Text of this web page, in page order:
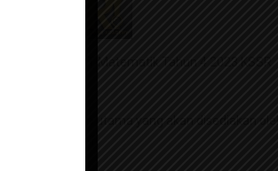
guru iaitu RPT Matematik Tahun 4 2023 KSSR
persediaan utama yang akan disediakan oleh